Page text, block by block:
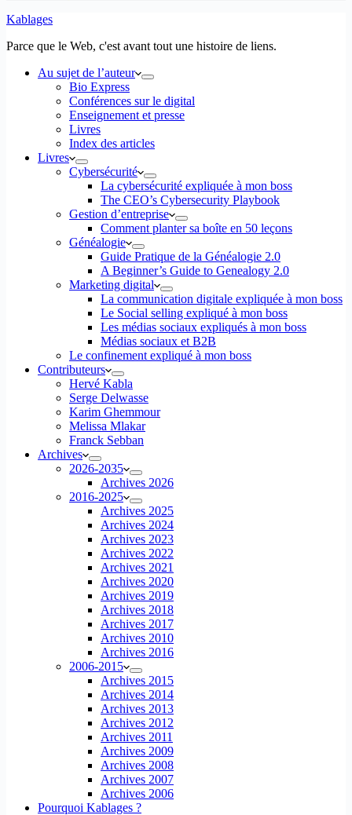
Kablages
Parce que le Web, c'est avant tout une histoire de liens.
Au sujet de l’auteur
Bio Express
Conférences sur le digital
Enseignement et presse
Livres
Index des articles
Livres
Cybersécurité
La cybersécurité expliquée à mon boss
The CEO’s Cybersecurity Playbook
Gestion d’entreprise
Comment planter sa boîte en 50 leçons
Généalogie
Guide Pratique de la Généalogie 2.0
A Beginner’s Guide to Genealogy 2.0
Marketing digital
La communication digitale expliquée à mon boss
Le Social selling expliqué à mon boss
Les médias sociaux expliqués à mon boss
Médias sociaux et B2B
Le confinement expliqué à mon boss
Contributeurs
Hervé Kabla
Serge Delwasse
Karim Ghemmour
Melissa Mlakar
Franck Sebban
Archives
2026-2035
Archives 2026
2016-2025
Archives 2025
Archives 2024
Archives 2023
Archives 2022
Archives 2021
Archives 2020
Archives 2019
Archives 2018
Archives 2017
Archives 2010
Archives 2016
2006-2015
Archives 2015
Archives 2014
Archives 2013
Archives 2012
Archives 2011
Archives 2009
Archives 2008
Archives 2007
Archives 2006
Pourquoi Kablages ?